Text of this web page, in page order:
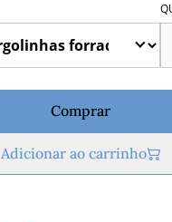
Comprar
Adicionar ao carrinho